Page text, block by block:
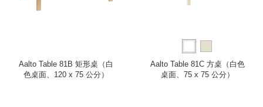
Aalto Table 81B 矩形桌（白
色桌面、120 x 75 公分）
Aalto Table 81C 方桌（白色
桌面、75 x 75 公分）